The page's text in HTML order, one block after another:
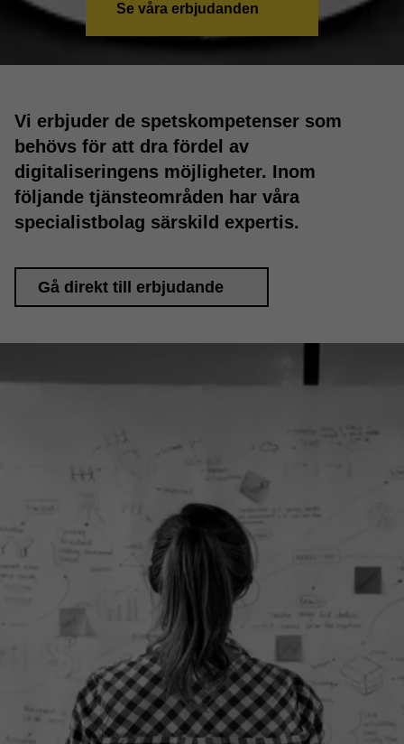
Se våra erbjudanden
Vi erbjuder de spetskompetenser som
behövs för att dra fördel av
digitaliseringens möjligheter. Inom
följande tjänsteområden har våra
specialistbolag särskild expertis.
Gå direkt till erbjudande